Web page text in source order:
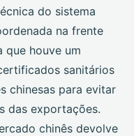
do sistema
na frente
que houve um
sanitários
chinesas para evitar
das exportações.
chinês devolve